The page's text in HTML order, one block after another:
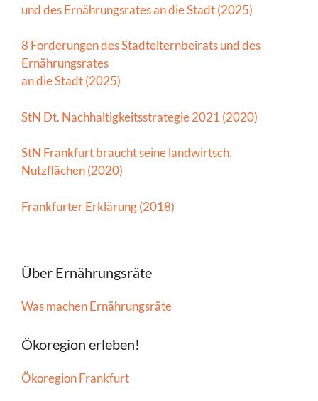
und des Ernährungsrates an die Stadt (2025)
8 Forderungen des Stadtelternbeirats und des
Ernährungsrates
an die Stadt (2025)
StN Dt. Nachhaltigkeitsstrategie 2021 (2020)
StN Frankfurt braucht seine landwirtsch.
Nutzflächen (2020)
Frankfurter Erklärung (2018)
Über Ernährungsräte
Was machen Ernährungsräte
Ökoregion erleben!
Ökoregion Frankfurt